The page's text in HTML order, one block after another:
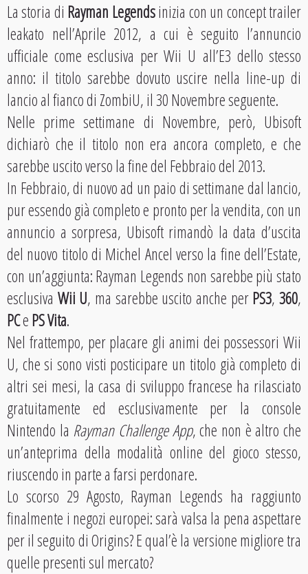
La storia di Rayman Legendsinizia con un concept trailer
leakato nell’Aprile 2012, a cui è seguito l’annuncio
ufficiale come esclusiva per Wii U all’E3 dello stesso
anno: il titolo sarebbe dovuto uscire nella line-up di
lancio al fianco di ZombiU, il 30 Novembre seguente.
Nelle prime settimane di Novembre, però, Ubisoft
dichiarò che il titolo non era ancora completo, e che
sarebbe uscito verso la fine del Febbraio del 2013.
In Febbraio, di nuovo ad un paio di settimane dal lancio,
pur essendo già completo e pronto per la vendita, con un
annuncio a sorpresa, Ubisoft rimandò la data d’uscita
del nuovo titolo di Michel Ancel verso la fine dell’Estate,
con un’aggiunta: Rayman Legends non sarebbe più stato
esclusiva Wii U, ma sarebbe uscito anche perPS3,360,
PCePS Vita.
Nel frattempo, per placare gli animi dei possessori Wii
U, che si sono visti posticipare un titolo già completo di
altri sei mesi, la casa di sviluppo francese ha rilasciato
gratuitamente ed esclusivamente per la console
Nintendo la Rayman Challenge App, che non è altro che
un’anteprima della modalità online del gioco stesso,
riuscendo in parte a farsi perdonare.
Lo scorso 29 Agosto, Rayman Legends ha raggiunto
finalmente i negozi europei: sarà valsa la pena aspettare
per il seguito di Origins? E qual’è la versione migliore tra
quelle presenti sul mercato?